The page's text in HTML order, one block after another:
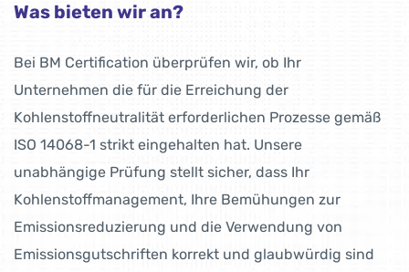
Was bieten wir an?
Bei BM Certification überprüfen wir, ob Ihr
Unternehmen die für die Erreichung der
Kohlenstoffneutralität erforderlichen Prozesse gemäß
ISO 14068-1 strikt eingehalten hat. Unsere
unabhängige Prüfung stellt sicher, dass Ihr
Kohlenstoffmanagement, Ihre Bemühungen zur
Emissionsreduzierung und die Verwendung von
Emissionsgutschriften korrekt und glaubwürdig sind